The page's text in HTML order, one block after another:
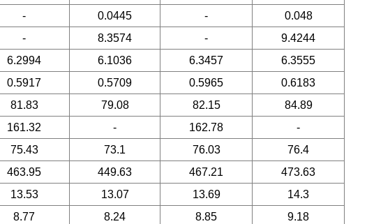
- 0.0445 -
0.048
- 8.3574 -
9.4244
6.2994 6.1036 6.3457
6.3555
0.5917 0.5709 0.5965
0.6183
81.83 79.08 82.15
84.89
161.32 - 162.78
-
75.43 73.1 76.03
76.4
463.95 449.63 467.21
473.63
13.53 13.07 13.69
14.3
8.77 8.24 8.85
9.18